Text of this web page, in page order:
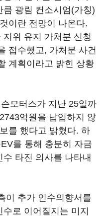
광림 컨소시엄(가칭)
이란 전망이 나온다.
위 유지 가처분 신청
접수했고, 가처분 사건
계획이라고 밝힌 상황
모터스가 지난 25일까
억원을 납입하지 않
를 했다고 밝혔다. 하
를 통해 충분히 자금
타진 의사를 나타내
이 추가 인수의향서를
로 이어질지는 미지